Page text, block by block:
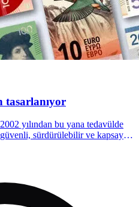
tasarlanıyor
yılından bu yana tedavülde
sürdürülebilir ve kapsayıcı